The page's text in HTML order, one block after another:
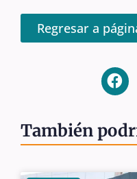
Regresar a
También